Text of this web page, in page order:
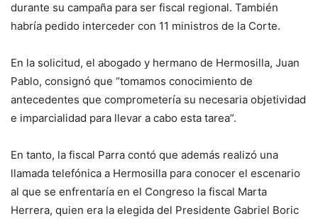
durante su campaña para ser fiscal regional. También
habría pedido interceder con 11 ministros de la Corte.
En la solicitud, el abogado y hermano de Hermosilla, Juan
Pablo, consignó que “tomamos conocimiento de
antecedentes que comprometería su necesaria objetividad
e imparcialidad para llevar a cabo esta tarea”.
En tanto, la fiscal Parra contó que además realizó una
llamada telefónica a Hermosilla para conocer el escenario
al que se enfrentaría en el Congreso la fiscal Marta
Herrera, quien era la elegida del Presidente Gabriel Boric